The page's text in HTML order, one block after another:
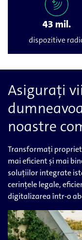
43 mil.
dispozitive
Asigurați
noastre
Transformați
mai eficient și mai
soluțiilor integrate
cerințele legale,
digitalizarea într-o